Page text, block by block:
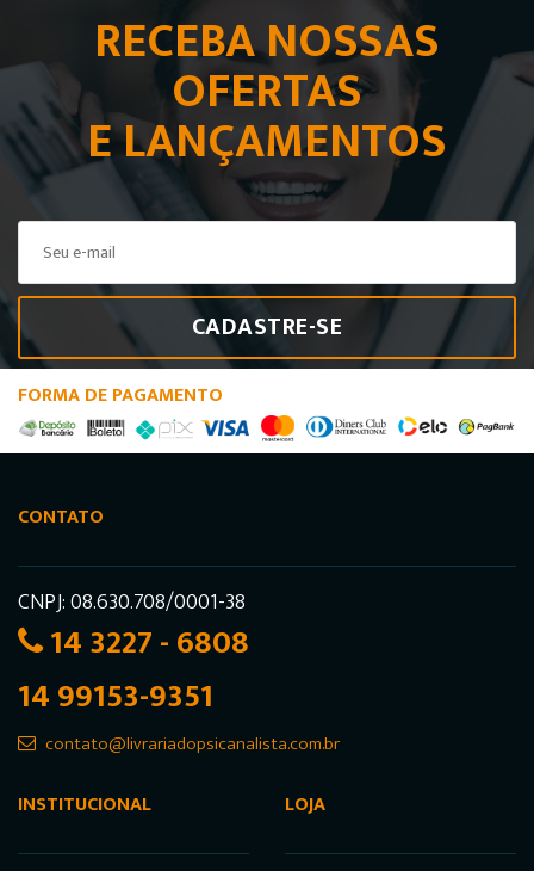
RECEBA NOSSAS
OFERTAS
E LANÇAMENTOS
CADASTRE-SE
FORMA DE PAGAMENTO
CONTATO
CNPJ: 08.630.708/0001-38
14 3227 - 6808
14 99153-9351
contato@livrariadopsicanalista.com.br
INSTITUCIONAL LOJA